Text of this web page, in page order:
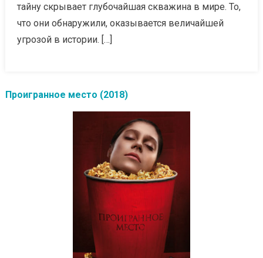
тайну скрывает глубочайшая скважина в мире. То,
что они обнаружили, оказывается величайшей
угрозой в истории. […]
Проигранное место (2018)